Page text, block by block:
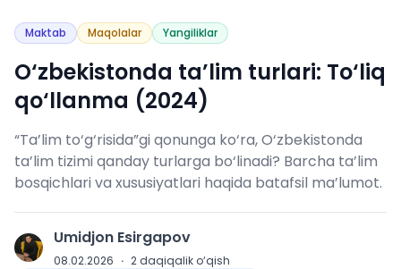
Maktab Maqolalar Yangiliklar
O‘zbekistonda ta’lim turlari: To‘liq
qo‘llanma (2024)
“Ta’lim to‘g‘risida”gi qonunga ko‘ra, O‘zbekistonda
ta’lim tizimi qanday turlarga bo‘linadi? Barcha ta’lim
bosqichlari va xususiyatlari haqida batafsil ma’lumot.
U Umidjon Esirgapov
08.02.2026 · 2 daqiqalik o‘qish